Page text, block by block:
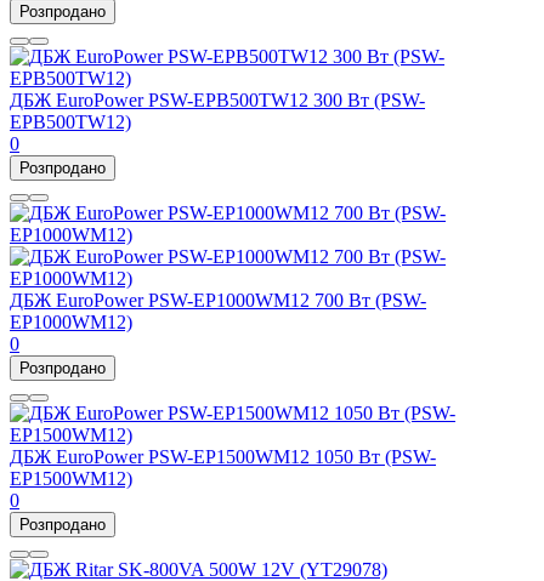
Розпродано
ДБЖ EuroPower PSW-EPB500TW12 300 Вт (PSW-
EPB500TW12)
0
Розпродано
ДБЖ EuroPower PSW-EP1000WM12 700 Вт (PSW-
EP1000WM12)
0
Розпродано
ДБЖ EuroPower PSW-EP1500WM12 1050 Вт (PSW-
EP1500WM12)
0
Розпродано